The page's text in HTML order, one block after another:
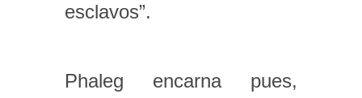
esclavos”.
Phaleg encarna pues,